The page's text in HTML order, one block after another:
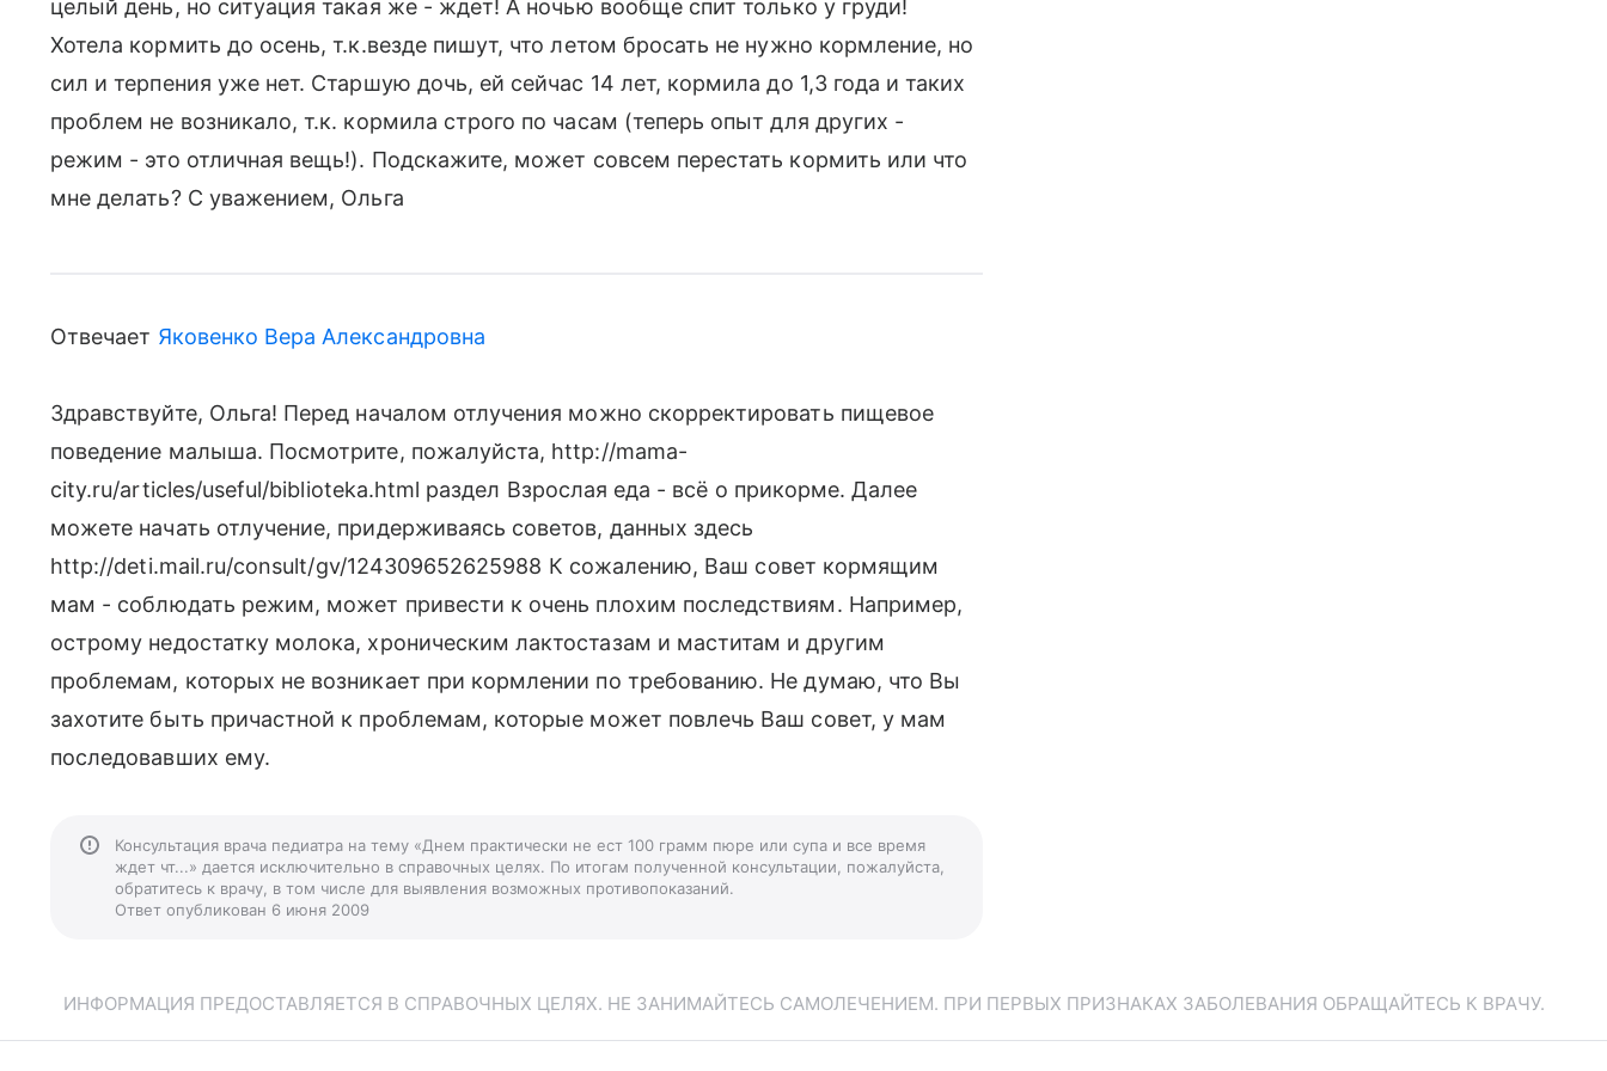
целый день, но ситуация такая же - ждет! А ночью вообще спит только у груди!
Хотела кормить до осень, т.к.везде пишут, что летом бросать не нужно кормление, но
сил и терпения уже нет. Старшую дочь, ей сейчас 14 лет, кормила до 1,3 года и таких
проблем не возникало, т.к. кормила строго по часам (теперь опыт для других -
режим - это отличная вещь!). Подскажите, может совсем перестать кормить или что
мне делать? С уважением, Ольга
Отвечает Яковенко Вера Александровна
Здравствуйте, Ольга! Перед началом отлучения можно скорректировать пищевое
поведение малыша. Посмотрите, пожалуйста, http://mama-
city.ru/articles/useful/biblioteka.html раздел Взрослая еда - всё о прикорме. Далее
можете начать отлучение, придерживаясь советов, данных здесь
http://deti.mail.ru/consult/gv/124309652625988 К сожалению, Ваш совет кормящим
мам - соблюдать режим, может привести к очень плохим последствиям. Например,
острому недостатку молока, хроническим лактостазам и маститам и другим
проблемам, которых не возникает при кормлении по требованию. Не думаю, что Вы
захотите быть причастной к проблемам, которые может повлечь Ваш совет, у мам
последовавших ему.
Консультация врача педиатра на тему «Днем практически не ест 100 грамм пюре или супа и все время
ждет чт...» дается исключительно в справочных целях. По итогам полученной консультации, пожалуйста,
обратитесь к врачу, в том числе для выявления возможных противопоказаний.
Ответ опубликован 6 июня 2009
ИНФОРМАЦИЯ ПРЕДОСТАВЛЯЕТСЯ В СПРАВОЧНЫХ ЦЕЛЯХ. НЕ ЗАНИМАЙТЕСЬ САМОЛЕЧЕНИЕМ. ПРИ ПЕРВЫХ ПРИЗНАКАХ ЗАБОЛЕВАНИЯ ОБРАЩАЙТЕСЬ К ВРАЧУ.